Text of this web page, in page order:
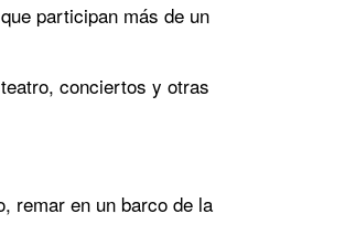
participan más de un
conciertos y otras
remar en un barco de la